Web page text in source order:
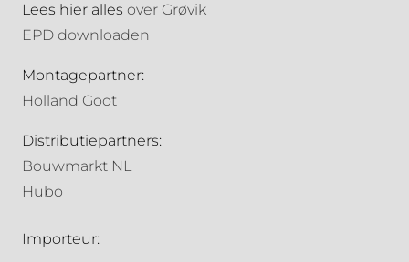
Lees hier alles over Grøvik
EPD downloaden
Montagepartner:
Holland Goot
Distributiepartners:
Bouwmarkt NL
Hubo
Importeur: